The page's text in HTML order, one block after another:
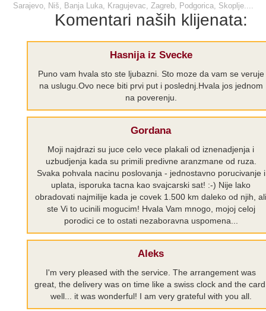
Sarajevo, Niš, Banja Luka, Kragujevac, Zagreb, Podgorica, Skoplje....
Komentari naših klijenata:
Hasnija iz Svecke
Puno vam hvala sto ste ljubazni. Sto moze da vam se veruje
na uslugu.Ovo nece biti prvi put i poslednj.Hvala jos jednom
na poverenju.
Gordana
Moji najdrazi su juce celo vece plakali od iznenadjenja i
uzbudjenja kada su primili predivne aranzmane od ruza.
Svaka pohvala nacinu poslovanja - jednostavno porucivanje i
uplata, isporuka tacna kao svajcarski sat! :-) Nije lako
obradovati najmilije kada je covek 1.500 km daleko od njih, ali
ste Vi to ucinili mogucim! Hvala Vam mnogo, mojoj celoj
porodici ce to ostati nezaboravna uspomena...
Aleks
I'm very pleased with the service. The arrangement was
great, the delivery was on time like a swiss clock and the
well... it was wonderful! I am very grateful with you all.